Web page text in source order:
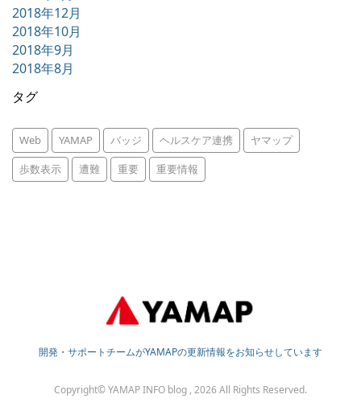
2018年12月
2018年10月
2018年9月
2018年8月
タグ
Web YAMAP バッジ ヘルスケア連携
ヤマップ
歩数表示
遭難 重要 重要情報
開発・サポートチームがYAMAPの更新情報をお知らせしています
Copyright© YAMAP INFO blog , 2026 All Rights Reserved.